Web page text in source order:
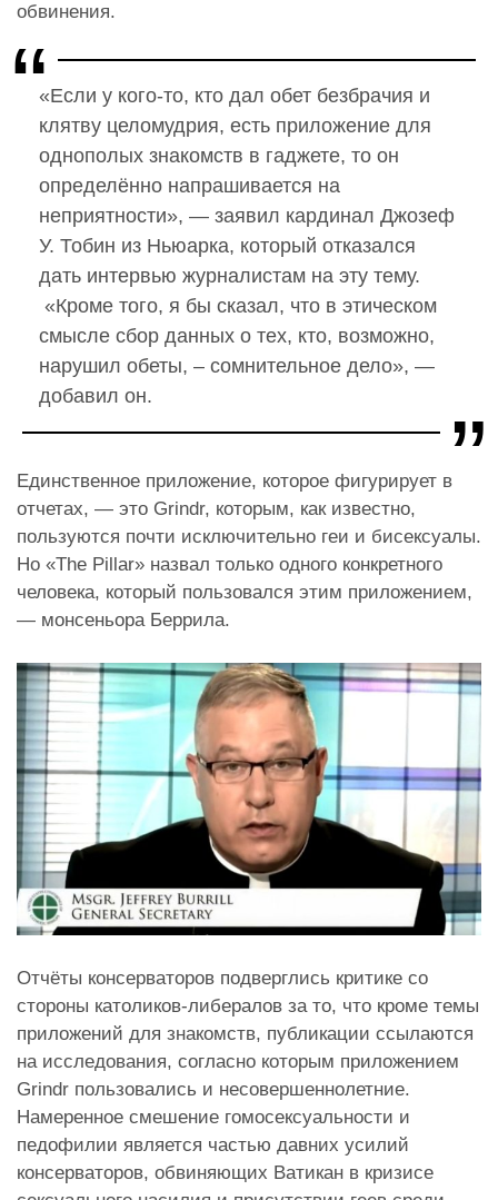
обвинения.
«Если у кого-то, кто дал обет безбрачия и
клятву целомудрия, есть приложение для
однополых знакомств в гаджете, то он
определённо напрашивается на
неприятности», — заявил кардинал Джозеф
У. Тобин из Ньюарка, который отказался
дать интервью журналистам на эту тему.
«Кроме того, я бы сказал, что в этическом
смысле сбор данных о тех, кто, возможно,
нарушил обеты, – сомнительное дело», —
добавил он.
Единственное приложение, которое фигурирует в
отчетах, — это Grindr, которым, как известно,
пользуются почти исключительно геи и бисексуалы.
Но «The Pillar» назвал только одного конкретного
человека, который пользовался этим приложением,
— монсеньора Беррила.
Отчёты консерваторов подверглись критике со
стороны католиков-либералов за то, что кроме темы
приложений для знакомств, публикации ссылаются
на исследования, согласно которым приложением
Grindr пользовались и несовершеннолетние.
Намеренное смешение гомосексуальности и
педофилии является частью давних усилий
консерваторов, обвиняющих Ватикан в кризисе